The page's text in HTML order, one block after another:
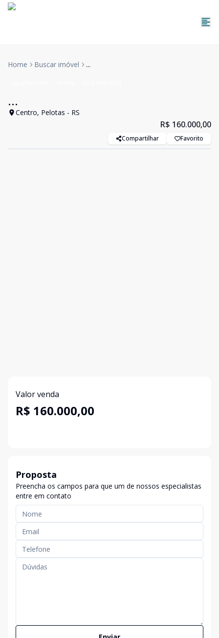
Home Buscar imóvel ...
...
Centro, Pelotas - RS
R$ 160.000,00
Compartilhar Favorito
Valor venda
R$ 160.000,00
Proposta
Preencha os campos para que um de nossos especialistas
entre em contato